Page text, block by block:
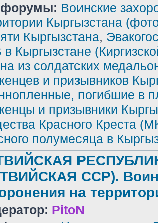
Воинские
Кыргызстана
Кыргызстана,
Кыргызстане
из солдатских
и призывников
погибшие в
и призывники
Красного Креста
полумесяца в
ССР).
на
PitoN